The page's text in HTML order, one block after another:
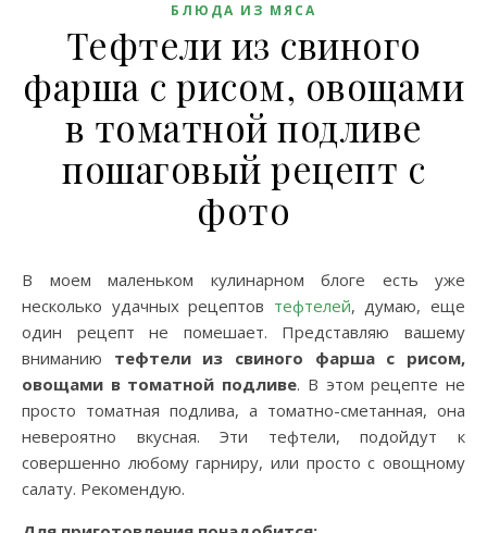
БЛЮДА ИЗ МЯСА
Тефтели из свиного
фарша с рисом, овощами
в томатной подливе
пошаговый рецепт с
фото
В моем маленьком кулинарном блоге есть уже
несколько удачных рецептов тефтелей, думаю, еще
один рецепт не помешает. Представляю вашему
вниманию тефтели из свиного фарша с рисом,
овощами в томатной подливе. В этом рецепте не
просто томатная подлива, а томатно-сметанная, она
невероятно вкусная. Эти тефтели, подойдут к
совершенно любому гарниру, или просто с овощному
салату. Рекомендую.